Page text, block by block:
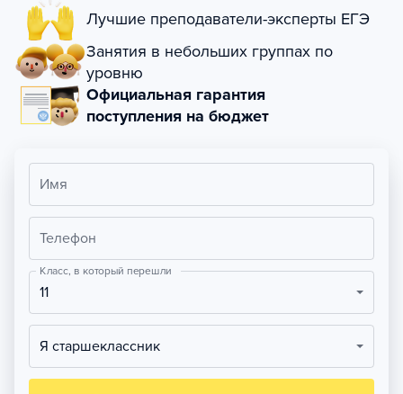
Лучшие преподаватели-эксперты ЕГЭ
Занятия в небольших группах по
уровню
Официальная гарантия
поступления на бюджет
Имя
Телефон
Класс, в который перешли
11
Я старшеклассник